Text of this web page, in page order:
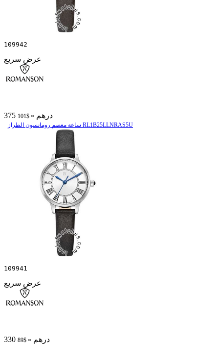
109942
عرض سريع
375 درهم ≈ $101
ساعة معصم رومانسون الطراز RL1B25LLNRAS5U
109941
عرض سريع
330 درهم ≈ $89